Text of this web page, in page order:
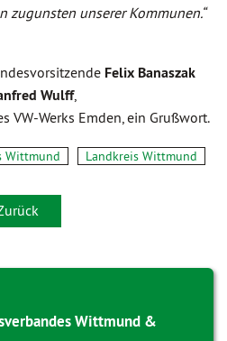
zugunsten unserer Kommunen.“
Felix Banaszak
Wulff,
VW-Werks Emden, ein Grußwort.
Wittmund Landkreis Wittmund
Wittmund &